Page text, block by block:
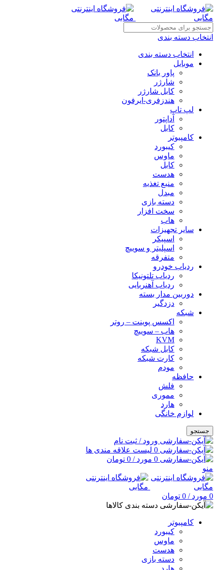
انتخاب دسته بندی
انتخاب دسته بندی
موبایل
پاور بانک
شارژر
کابل شارژر
هندزفری-ایرفون
لپ تاپ
آداپتور
کابل
کامپیوتر
کیبورد
ماوس
کابل
هدست
منبع تغذیه
مبدل
دسته بازی
سخت افزار
هاب
سایر تجهیزات
اسپیکر
اسپلیتر و سوییچ
متفرقه
ردیاب خودرو
ردیاب تلتونیکا
ردیاب آهنربایی
دوربین مدار بسته
دزدگیر
شبکه
اکسس پوینت – روتر
هاب – سوییچ
KVM
کابل شبکه
کارت شبکه
مودم
حافظه
فلش
مموری
هارد
لوازم خانگی
جستجو
ورود / ثبت نام
0 لیست علاقه مندی ها
0 مورد/
0 تومان
منو
0 مورد/
0 تومان
دسته بندی کالاها
کامپیوتر
کیبورد
ماوس
هدست
دسته بازی
هارد